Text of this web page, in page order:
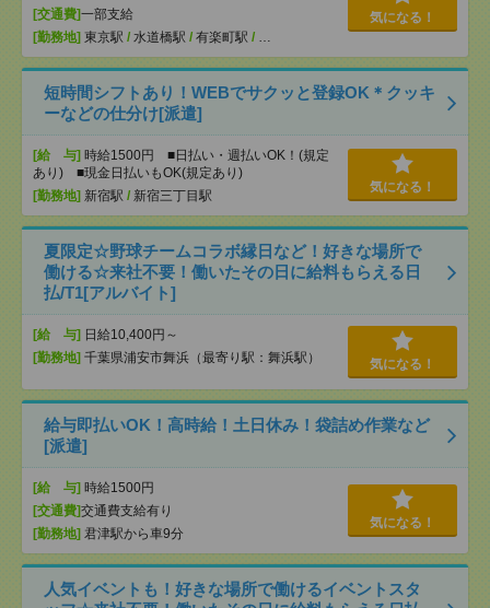
[交通費]一部支給
[勤務地] 東京駅 / 水道橋駅 / 有楽町駅 / …
気になる！
短時間シフトあり！WEBでサクッと登録OK＊クッキ
ーなどの仕分け[派遣]
[給 与] 時給1500円 ■日払い・週払いOK！(規定
あり) ■現金日払いもOK(規定あり)
[勤務地] 新宿駅 / 新宿三丁目駅
気になる！
夏限定☆野球チームコラボ縁日など！好きな場所で
働ける☆来社不要！働いたその日に給料もらえる日
払/T1[アルバイト]
[給 与] 日給10,400円～
[勤務地] 千葉県浦安市舞浜（最寄り駅：舞浜駅） 気になる！
給与即払いOK！高時給！土日休み！袋詰め作業など
[派遣]
[給 与] 時給1500円
[交通費]交通費支給有り
[勤務地] 君津駅から車9分
気になる！
人気イベントも！好きな場所で働けるイベントスタ